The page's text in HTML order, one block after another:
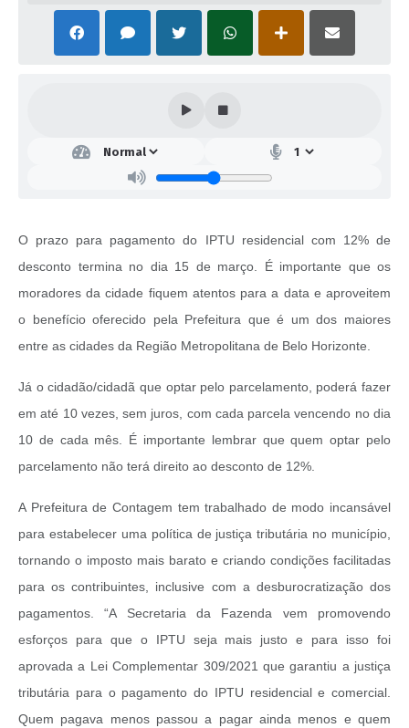
O prazo para pagamento do IPTU residencial com 12% de
desconto termina no dia 15 de março. É importante que os
moradores da cidade fiquem atentos para a data e aproveitem
o benefício oferecido pela Prefeitura que é um dos maiores
entre as cidades da Região Metropolitana de Belo Horizonte.
Já o cidadão/cidadã que optar pelo parcelamento, poderá fazer
em até 10 vezes, sem juros, com cada parcela vencendo no dia
10 de cada mês. É importante lembrar que quem optar pelo
parcelamento não terá direito ao desconto de 12%.
A Prefeitura de Contagem tem trabalhado de modo incansável
para estabelecer uma política de justiça tributária no município,
tornando o imposto mais barato e criando condições facilitadas
para os contribuintes, inclusive com a desburocratização dos
pagamentos. “A Secretaria da Fazenda vem promovendo
esforços para que o IPTU seja mais justo e para isso foi
aprovada a Lei Complementar 309/2021 que garantiu a justiça
tributária para o pagamento do IPTU residencial e comercial.
Quem pagava menos passou a pagar ainda menos e quem